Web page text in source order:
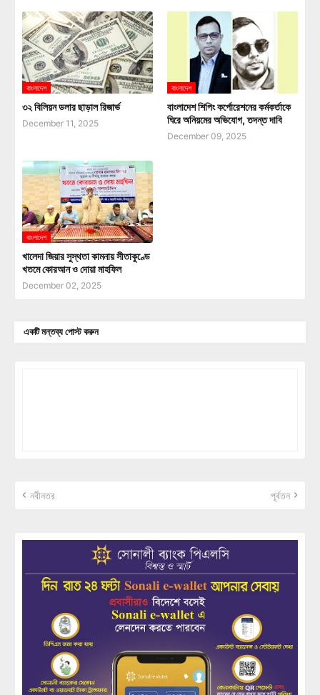
বাংলাদেশ
৩২ বিলিয়ন ডলার ছাড়াল রিজার্ভ
December 11, 2025
বাংলাদেশ
বাংলাদেশ শিপিং কর্পোরেশনের কর্মকর্তাকে
ঘিরে অনিয়মের অভিযোগ, তদন্ত দাবি
December 09, 2025
বাংলাদেশ
খালেদা জিয়ার সুস্থতা কামনায় সীতাকুণ্ডে
খতমে কোরআন ও দোয়া মাহফিল
December 02, 2025
একটি মন্তব্য পোস্ট করুন
নবীনতর পূর্বতন